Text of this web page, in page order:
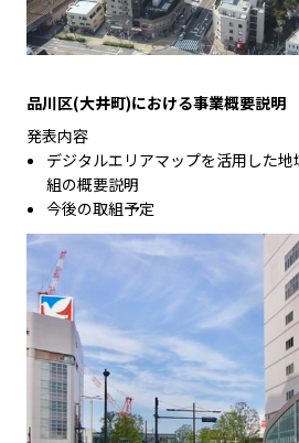
品川区(大井町)における事業概要説明
発表内容
デジタルエリアマップを活用した
組の概要説明
今後の取組予定